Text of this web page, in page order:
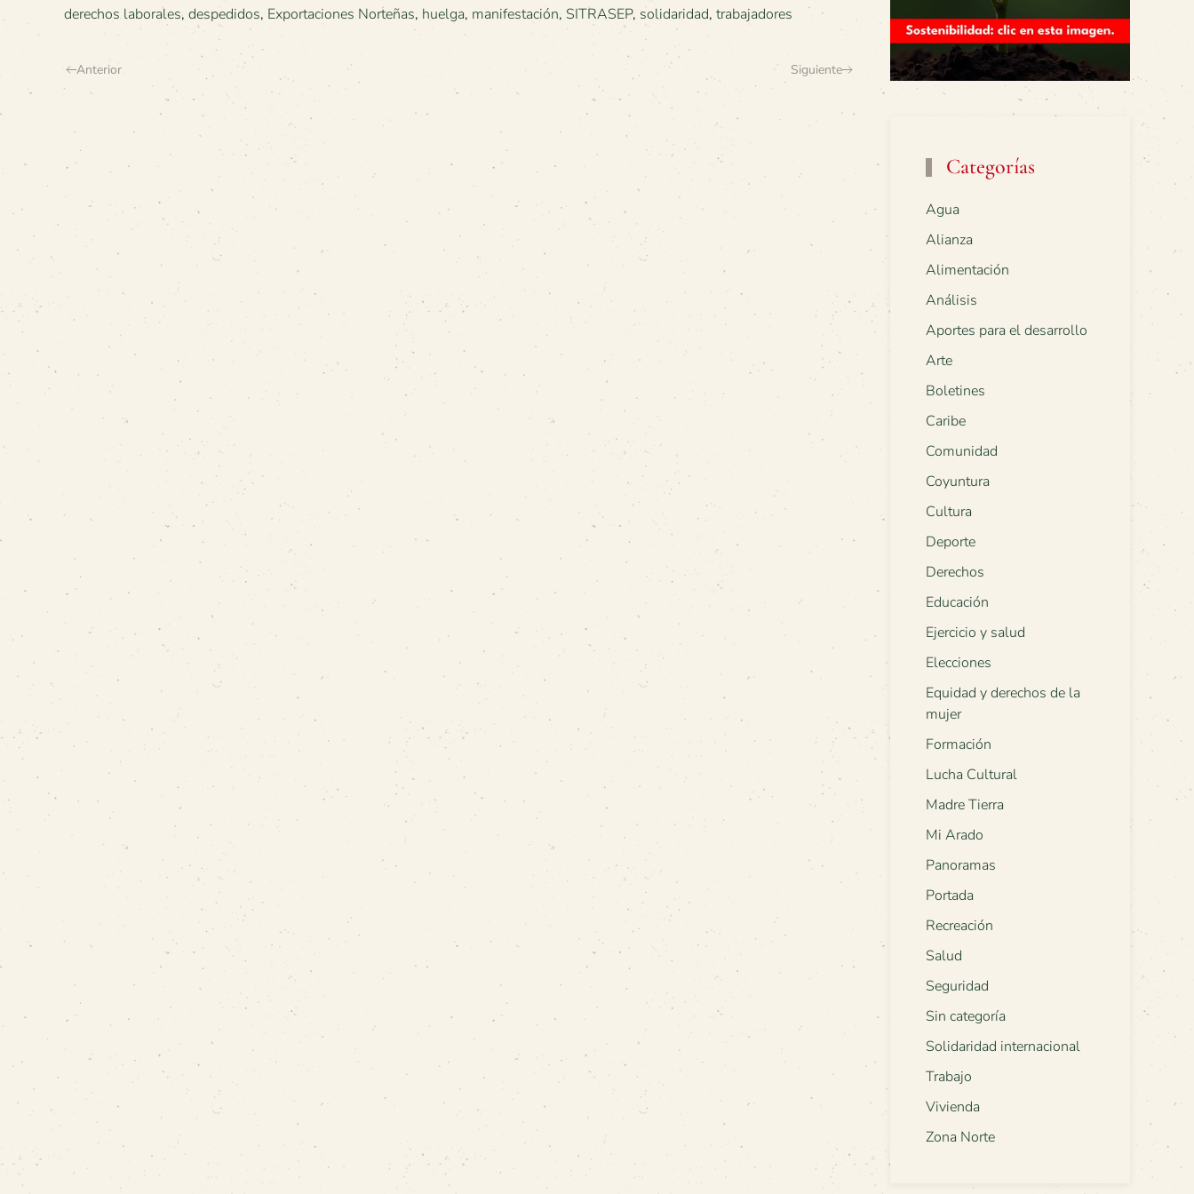
derechos laborales, despedidos, Exportaciones Norteñas, huelga, manifestación, SITRASEP, solidaridad, trabajadores
Anterior Siguiente
Categorías
Agua
Alianza
Alimentación
Análisis
Aportes para el desarrollo
Arte
Boletines
Caribe
Comunidad
Coyuntura
Cultura
Deporte
Derechos
Educación
Ejercicio y salud
Elecciones
Equidad y derechos de la
mujer
Formación
Lucha Cultural
Madre Tierra
Mi Arado
Panoramas
Portada
Recreación
Salud
Seguridad
Sin categoría
Solidaridad internacional
Trabajo
Vivienda
Zona Norte